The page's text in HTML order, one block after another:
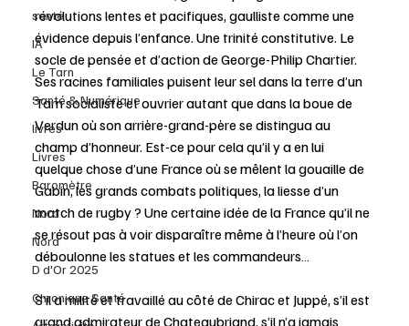
santé
IA
Le Tarn
Santé & Numérique
livres
Livres
Baromètre
Nord
Nord
D d'Or 2025
Chronique Santé
révolutions lentes et pacifiques, gaulliste comme une
évidence depuis l’enfance. Une trinité constitutive. Le
socle de pensée et d’action de George-Philip Chartier.
Ses racines familiales puisent leur sel dans la terre d’un
Tarn socialiste et ouvrier autant que dans la boue de
Verdun où son arrière-grand-père se distingua au
champ d’honneur. Est-ce pour cela qu’il y a en lui
quelque chose d’une France où se mêlent la gouaille de
Gabin, les grands combats politiques, la liesse d’un
match de rugby ? Une certaine idée de la France qu’il ne
se résout pas à voir disparaître même à l’heure où l’on
déboulonne les statues et les commandeurs…
S’il a milité et travaillé au côté de Chirac et Juppé, s’il est
grand admirateur de Chateaubriand, s’il n’a jamais